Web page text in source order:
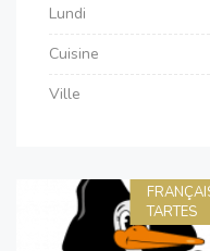
Lundi
Cuisine
Ville
TARTES